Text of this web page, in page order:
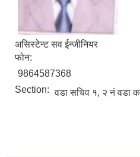
असिस्टेन्ट सव ईन्जीनियर
फोन:
9864587368
Section: वडा सचिव १, २ नं वडा